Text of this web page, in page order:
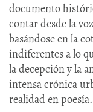
documento
contar desde la
basándose en la
indiferentes a lo
la decepción y la
intensa crónica
realidad en poesía.